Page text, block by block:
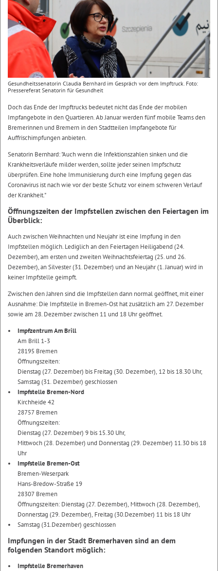
Gesundheitssenatorin Claudia Bernhard im Gespräch vor dem Impftruck. Foto:
Pressereferat Senatorin für Gesundheit
Doch das Ende der Impftrucks bedeutet nicht das Ende der mobilen
Impfangebote in den Quartieren. Ab Januar werden fünf mobile Teams den
Bremerinnen und Bremern in den Stadtteilen Impfangebote für
Auffrischimpfungen anbieten.
Senatorin Bernhard: "Auch wenn die Infektionszahlen sinken und die
Krankheitsverläufe milder werden, sollte jeder seinen Impfschutz
überprüfen. Eine hohe Immunisierung durch eine Impfung gegen das
Coronavirus ist nach wie vor der beste Schutz vor einem schweren Verlauf
der Krankheit."
Öffnungszeiten der Impfstellen zwischen den Feiertagen im
Überblick:
Auch zwischen Weihnachten und Neujahr ist eine Impfung in den
Impfstellen möglich. Lediglich an den Feiertagen Heiligabend (24.
Dezember), am ersten und zweiten Weihnachtsfeiertag (25. und 26.
Dezember), an Silvester (31. Dezember) und an Neujahr (1. Januar) wird in
keiner Impfstelle geimpft.
Zwischen den Jahren sind die Impfstellen dann normal geöffnet, mit einer
Ausnahme: Die Impfstelle in Bremen-Ost hat zusätzlich am 27. Dezember
sowie am 28. Dezember zwischen 11 und 18 Uhr geöffnet.
Impfzentrum Am Brill
Am Brill 1-3
28195 Bremen
Öffnungszeiten:
Dienstag (27. Dezember) bis Freitag (30. Dezember), 12 bis 18.30 Uhr,
Samstag (31. Dezember) geschlossen
Impfstelle Bremen-Nord
Kirchheide 42
28757 Bremen
Öffnungszeiten:
Dienstag (27. Dezember) 9 bis 15.30 Uhr,
Mittwoch (28. Dezember) und Donnerstag (29. Dezember) 11.30 bis 18
Uhr
Impfstelle Bremen-Ost
Bremen-Weserpark
Hans-Bredow-Straße 19
28307 Bremen
Öffnungszeiten: Dienstag (27. Dezember), Mittwoch (28. Dezember),
Donnerstag (29. Dezember), Freitag (30.Dezember) 11 bis 18 Uhr
Samstag (31.Dezember) geschlossen
Impfungen in der Stadt Bremerhaven sind an dem
folgenden Standort möglich:
Impfstelle Bremerhaven